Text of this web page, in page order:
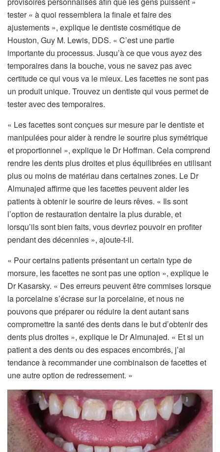
tester « à quoi ressemblera la finale et faire des
ajustements », explique le dentiste cosmétique de
Houston, Guy M. Lewis, DDS. « C’est une partie
importante du processus. Jusqu’à ce que vous ayez des
temporaires dans la bouche, vous ne savez pas avec
certitude ce qui vous va le mieux. Les facettes ne sont pas
un produit unique. Trouvez un dentiste qui vous permet de
tester avec des temporaires.
« Les facettes sont conçues sur mesure par le dentiste et
manipulées pour aider à rendre le sourire plus symétrique
et proportionnel », explique le Dr Hoffman. Cela comprend
rendre les dents plus droites et plus équilibrées en utilisant
plus ou moins de matériau dans certaines zones. Le Dr
Almunajed affirme que les facettes peuvent aider les
patients à obtenir le sourire de leurs rêves. « Ils sont
l’option de restauration dentaire la plus durable, et
lorsqu’ils sont bien faits, vous devriez pouvoir en profiter
pendant des décennies », ajoute-t-il.
« Pour certains patients présentant un certain type de
morsure, les facettes ne sont pas une option », explique le
Dr Kasarsky. « Des erreurs peuvent être commises lorsque
la porcelaine s’écrase sur la porcelaine, et nous ne
pouvons que préparer ou réduire la dent autant sans
compromettre la santé des dents dans le but d’obtenir des
dents plus droites », explique le Dr Almunajed. « Et si un
patient a des dents ou des espaces encombrés, j’ai
tendance à recommander une combinaison de facettes et
une autre option de redressement. »